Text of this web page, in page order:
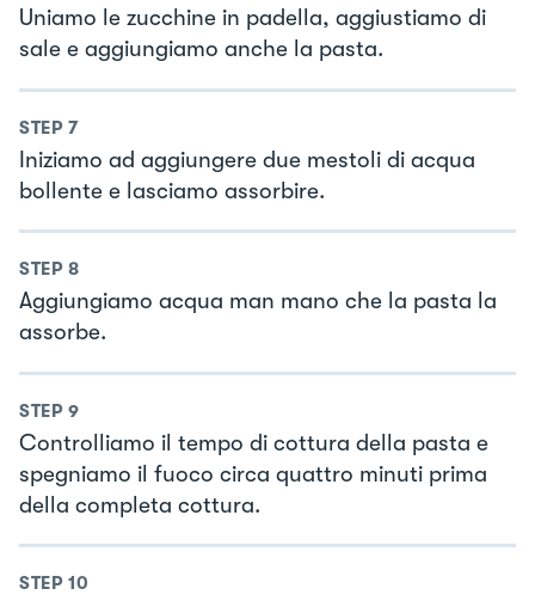
Uniamo le zucchine in padella, aggiustiamo di
sale e aggiungiamo anche la pasta.
STEP 7
Iniziamo ad aggiungere due mestoli di acqua
bollente e lasciamo assorbire.
STEP 8
Aggiungiamo acqua man mano che la pasta la
assorbe.
STEP 9
Controlliamo il tempo di cottura della pasta e
spegniamo il fuoco circa quattro minuti prima
della completa cottura.
STEP 10